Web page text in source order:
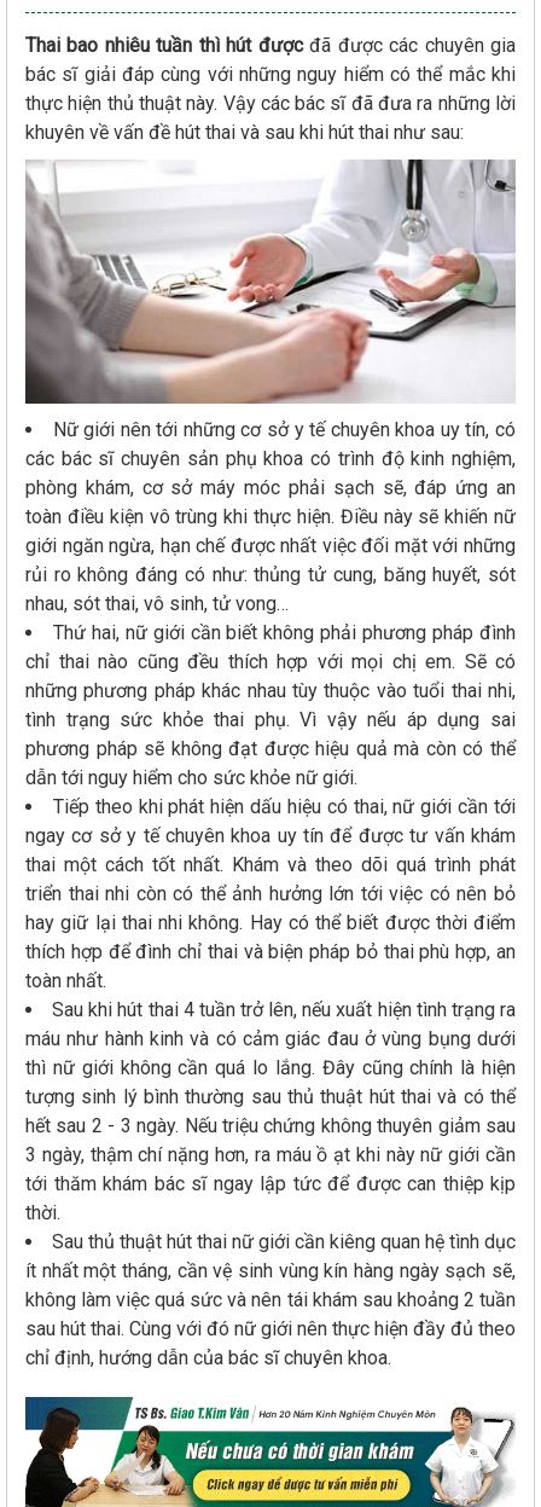
Thai bao nhiêu tuần thì hút đượcđã được các chuyên gia
bác sĩ giải đáp cùng với những nguy hiểm có thể mắc khi
thực hiện thủ thuật này. Vậy các bác sĩ đã đưa ra những lời
khuyên về vấn đề hút thai và sau khi hút thai như sau:
Nữ giới nên tới những cơ sở y tế chuyên khoa uy tín, có
các bác sĩ chuyên sản phụ khoa có trình độ kinh nghiệm,
phòng khám, cơ sở máy móc phải sạch sẽ, đáp ứng an
toàn điều kiện vô trùng khi thực hiện. Điều này sẽ khiến nữ
giới ngăn ngừa, hạn chế được nhất việc đối mặt với những
rủi ro không đáng có như: thủng tử cung, băng huyết, sót
nhau, sót thai, vô sinh, tử vong…
Thứ hai, nữ giới cần biết không phải phương pháp đình
chỉ thai nào cũng đều thích hợp với mọi chị em. Sẽ có
những phương pháp khác nhau tùy thuộc vào tuổi thai nhi,
tình trạng sức khỏe thai phụ. Vì vậy nếu áp dụng sai
phương pháp sẽ không đạt được hiệu quả mà còn có thể
dẫn tới nguy hiểm cho sức khỏe nữ giới.
Tiếp theo khi phát hiện dấu hiệu có thai, nữ giới cần tới
ngay cơ sở y tế chuyên khoa uy tín để được tư vấn khám
thai một cách tốt nhất. Khám và theo dõi quá trình phát
triển thai nhi còn có thể ảnh hưởng lớn tới việc có nên bỏ
hay giữ lại thai nhi không. Hay có thể biết được thời điểm
thích hợp để đình chỉ thai và biện pháp bỏ thai phù hợp, an
toàn nhất.
Sau khi hút thai 4 tuần trở lên, nếu xuất hiện tình trạng ra
máu như hành kinh và có cảm giác đau ở vùng bụng dưới
thì nữ giới không cần quá lo lắng. Đây cũng chính là hiện
tượng sinh lý bình thường sau thủ thuật hút thai và có thể
hết sau 2 - 3 ngày. Nếu triệu chứng không thuyên giảm sau
3 ngày, thậm chí nặng hơn, ra máu ồ ạt khi này nữ giới cần
tới thăm khám bác sĩ ngay lập tức để được can thiệp kịp
thời.
Sau thủ thuật hút thai nữ giới cần kiêng quan hệ tình dục
ít nhất một tháng, cần vệ sinh vùng kín hàng ngày sạch sẽ,
không làm việc quá sức và nên tái khám sau khoảng 2 tuần
sau hút thai. Cùng với đó nữ giới nên thực hiện đầy đủ theo
chỉ định, hướng dẫn của bác sĩ chuyên khoa.